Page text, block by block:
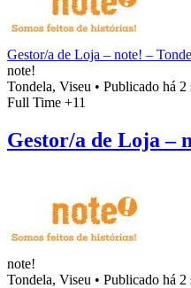
Gestor/a de Loja – note! –
note!
Tondela, Viseu • Publicado há 2
Full Time +11
Gestor/a de Loja –
note!
Tondela, Viseu • Publicado há 2